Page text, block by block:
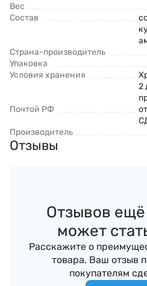
Вес
Состав
Страна-производитель
Упаковка
Условия хранения
2
Почтой РФ
Производитель
Отзывы
Отзывов
может
Расскажите о
товара. Ваш отзыв
покупателям